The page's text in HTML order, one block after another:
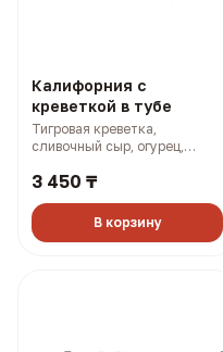
Калифорния с
креветкой в тубе
Тигровая креветка,
сливочный сыр, огурец,
3 450 ₸
В корзину